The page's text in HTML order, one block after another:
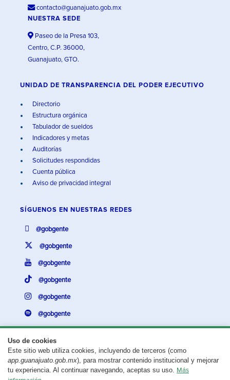
Uso de cookies
Este sitio web utiliza cookies, incluyendo de terceros (como
app.guanajuato.gob.mx), para mostrar contenido institucional y mejorar
tu experiencia. Al continuar navegando, aceptas su uso. Más
contacto@guanajuato.gob.mx
NUESTRA SEDE
Paseo de la Presa 103,
Centro, C.P. 36000,
Guanajuato, GTO.
UNIDAD DE TRANSPARENCIA DEL PODER EJECUTIVO
Directorio
Estructura orgánica
Tabulador de sueldos
Indicadores y metas
Auditorías
Solicitudes respondidas
Cuenta pública
Aviso de privacidad integral
SÍGUENOS EN NUESTRAS REDES
@gobgente
@gobgente
@gobgente
@gobgente
@gobgente
@gobgente
¿Existe algún problema con esta página?Repórtalo aquí.
Aviso legal